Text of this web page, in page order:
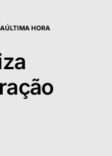
ÚLTIMA HORA